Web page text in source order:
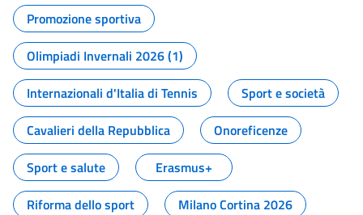
Promozione sportiva
Olimpiadi Invernali 2026 (1)
Internazionali d'Italia di Tennis
Sport e società
Cavalieri della Repubblica
Onoreficenze
Sport e salute
Erasmus+
Riforma dello sport
Milano Cortina 2026